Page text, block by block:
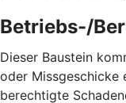
Betriebs-/
Dieser Baustein
oder Missgeschicke
berechtigte